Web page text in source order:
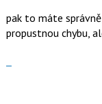
názor
použít
i
pak to máte
propustnou chybu,